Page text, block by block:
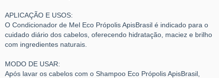
APLICAÇÃO E USOS:
O Condicionador de Mel Eco Própolis ApisBrasil é indicado para o
cuidado diário dos cabelos, oferecendo hidratação, maciez e brilho
com ingredientes naturais.
MODO DE USAR:
Após lavar os cabelos com o Shampoo Eco Própolis ApisBrasil,